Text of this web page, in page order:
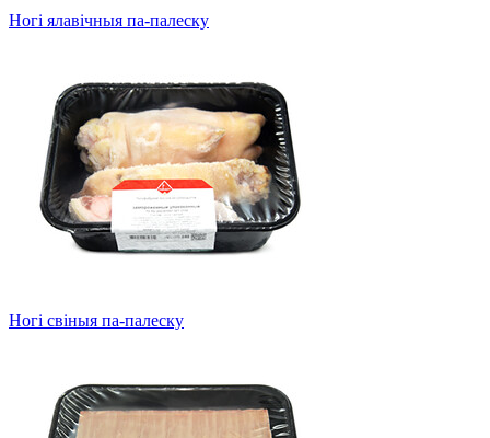
Ногі ялавічныя па-палеску
Ногі свіныя па-палеску